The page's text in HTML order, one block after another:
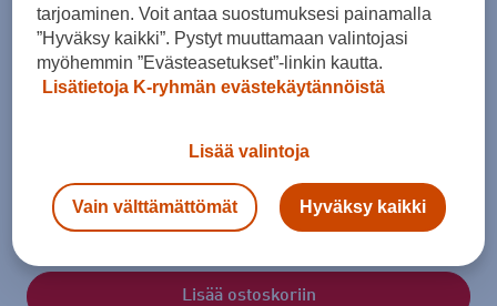
S S / Long M M / Short M / Long L
L L / Short XL XL / Short XL / Long
5XL
Kokotaulukko
Lisää ostoskoriin
tarjoaminen. Voit antaa suostumuksesi painamalla
”Hyväksy kaikki”. Pystyt muuttamaan valintojasi
myöhemmin ”Evästeasetukset”-linkin kautta.
Lisätietoja K-ryhmän evästekäytännöistä
Lisää valintoja
Vain välttämättömät Hyväksy kaikki